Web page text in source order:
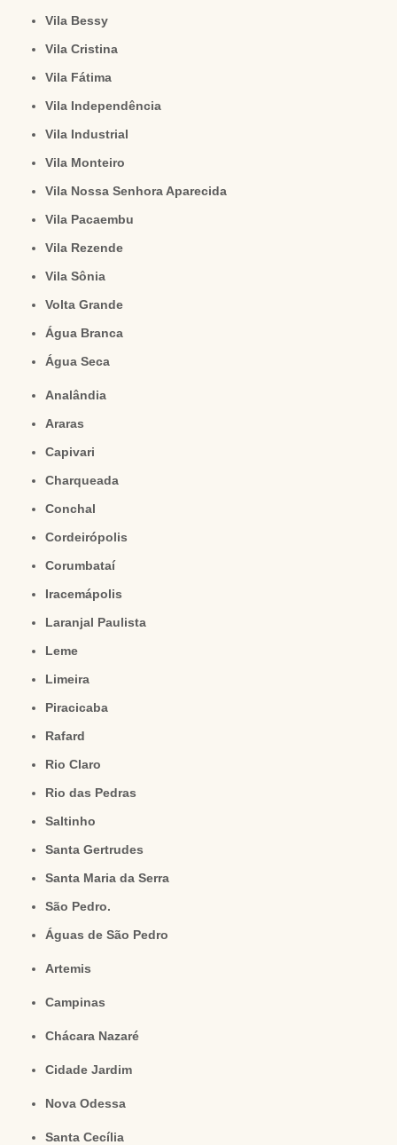
Vila Bessy
Vila Cristina
Vila Fátima
Vila Independência
Vila Industrial
Vila Monteiro
Vila Nossa Senhora Aparecida
Vila Pacaembu
Vila Rezende
Vila Sônia
Volta Grande
Água Branca
Água Seca
Analândia
Araras
Capivari
Charqueada
Conchal
Cordeirópolis
Corumbataí
Iracemápolis
Laranjal Paulista
Leme
Limeira
Piracicaba
Rafard
Rio Claro
Rio das Pedras
Saltinho
Santa Gertrudes
Santa Maria da Serra
São Pedro.
Águas de São Pedro
Artemis
Campinas
Chácara Nazaré
Cidade Jardim
Nova Odessa
Santa Cecília